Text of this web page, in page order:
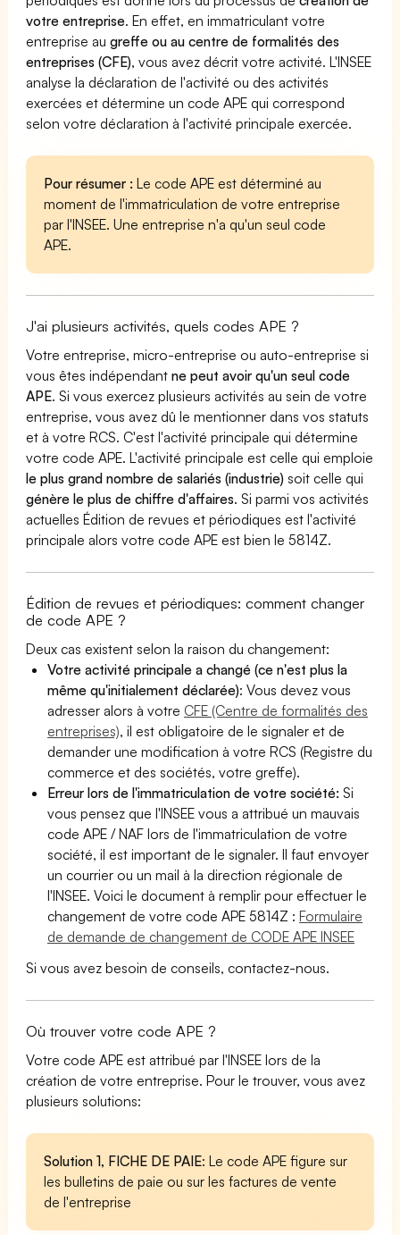
votre entreprise. En effet, en immatriculant votre
entreprise augreffe ou au centre de formalités des
entreprises (CFE), vous avez décrit votre activité. L'INSEE
analyse la déclaration de l'activité ou des activités
exercées et détermine un code APE qui correspond
selon votre déclaration à l'activité principale exercée.
Pour résumer : Le code APE est déterminé au
moment de l'immatriculation de votre entreprise
par l'INSEE. Une entreprise n'a qu'un seul code
APE.
J'ai plusieurs activités, quels codes APE ?
Votre entreprise, micro-entreprise ou auto-entreprise si
vous êtes indépendantne peut avoir qu'un seul code
APE. Si vous exercez plusieurs activités au sein de votre
entreprise, vous avez dû le mentionner dans vos statuts
et à votre RCS. C'est l'activité principale qui détermine
votre code APE. L'activité principale est celle qui emploie
le plus grand nombre de salariés (industrie) soit celle qui
génère le plus de chiffre d'affaires. Si parmi vos activités
actuelles Édition de revues et périodiques est l'activité
principale alors votre code APE est bien le 5814Z.
Édition de revues et périodiques: comment changer
de code APE ?
Deux cas existent selon la raison du changement:
Votre activité principale a changé (ce n'est plus la
même qu'initialement déclarée): Vous devez vous
adresser alors à votre CFE (Centre de formalités des
entreprises), il est obligatoire de le signaler et de
demander une modification à votre RCS (Registre du
commerce et des sociétés, votre greffe).
Erreur lors de l'immatriculation de votre société:Si
vous pensez que l'INSEE vous a attribué un mauvais
code APE / NAF lors de l'immatriculation de votre
société, il est important de le signaler. Il faut envoyer
un courrier ou un mail à la direction régionale de
l'INSEE. Voici le document à remplir pour effectuer le
changement de votre code APE 5814Z :Formulaire
de demande de changement de CODE APE INSEE
Si vous avez besoin de conseils, contactez-nous.
Où trouver votre code APE ?
Votre code APE est attribué par l'INSEE lors de la
création de votre entreprise. Pour le trouver, vous avez
plusieurs solutions:
Solution 1, FICHE DE PAIE: Le code APE figure sur
les bulletins de paie ou sur les factures de vente
de l'entreprise